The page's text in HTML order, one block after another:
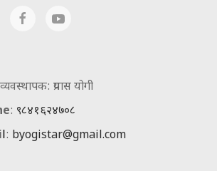
प्रयास योगी
: ९८४१६२४७०८
: byogistar@gmail.com